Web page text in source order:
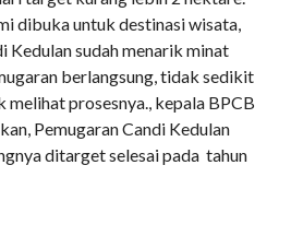
dibuka untuk destinasi wisata,
Kedulan sudah menarik minat
berlangsung, tidak sedikit
melihat prosesnya., kepala BPCB
Pemugaran Candi Kedulan
ditarget selesai pada tahun